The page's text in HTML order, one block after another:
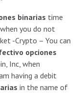
binarias time
you do not
-Crypto – You can
opciones
Inc, when
having a debit
in the name of